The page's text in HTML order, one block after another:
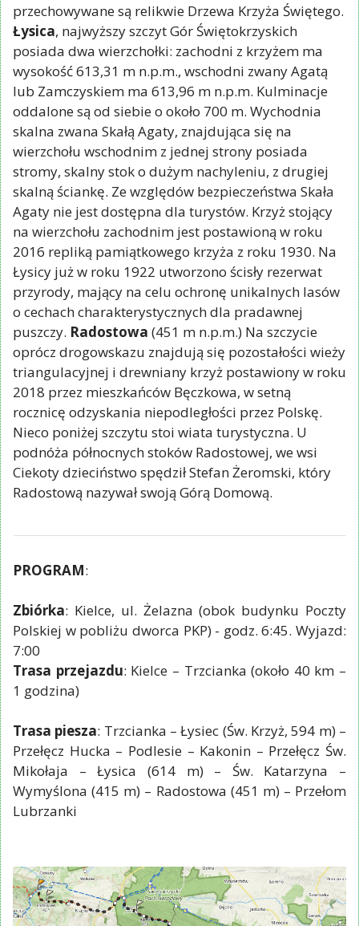
przechowywane są relikwie Drzewa Krzyża Świętego.
Łysica, najwyższy szczyt Gór Świętokrzyskich
posiada dwa wierzchołki: zachodni z krzyżem ma
wysokość 613,31 m n.p.m., wschodni zwany Agatą
lub Zamczyskiem ma 613,96 m n.p.m. Kulminacje
oddalone są od siebie o około 700 m. Wychodnia
skalna zwana Skałą Agaty, znajdująca się na
wierzchołu wschodnim z jednej strony posiada
stromy, skalny stok o dużym nachyleniu, z drugiej
skalną ściankę. Ze względów bezpieczeństwa Skała
Agaty nie jest dostępna dla turystów. Krzyż stojący
na wierzchołu zachodnim jest postawioną w roku
2016 repliką pamiątkowego krzyża z roku 1930. Na
Łysicy już w roku 1922 utworzono ścisły rezerwat
przyrody, mający na celu ochronę unikalnych lasów
o cechach charakterystycznych dla pradawnej
puszczy. Radostowa (451 m n.p.m.) Na szczycie
oprócz drogowskazu znajdują się pozostałości wieży
triangulacyjnej i drewniany krzyż postawiony w roku
2018 przez mieszkańców Bęczkowa, w setną
rocznicę odzyskania niepodległości przez Polskę.
Nieco poniżej szczytu stoi wiata turystyczna. U
podnóża północnych stoków Radostowej, we wsi
Ciekoty dzieciństwo spędził Stefan Żeromski, który
Radostową nazywał swoją Górą Domową.
PROGRAM:
Zbiórka: Kielce, ul. Żelazna (obok budynku Poczty
Polskiej w pobliżu dworca PKP) - godz. 6:45. Wyjazd:
7:00
Trasa przejazdu: Kielce – Trzcianka (około 40 km –
1 godzina)
Trasa piesza: Trzcianka – Łysiec (Św. Krzyż, 594 m) –
Przełęcz Hucka – Podlesie – Kakonin – Przełęcz Św.
Mikołaja – Łysica (614 m) – Św. Katarzyna –
Wymyślona (415 m) – Radostowa (451 m) – Przełom
Lubrzanki